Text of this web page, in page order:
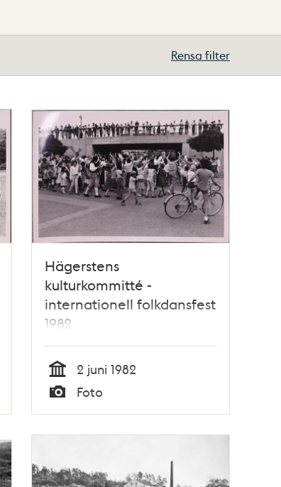
Rensa filter
Hägerstens
kulturkommitté -
internationell folkdansfest
1982
Tid
2 juni 1982
Typ
Foto